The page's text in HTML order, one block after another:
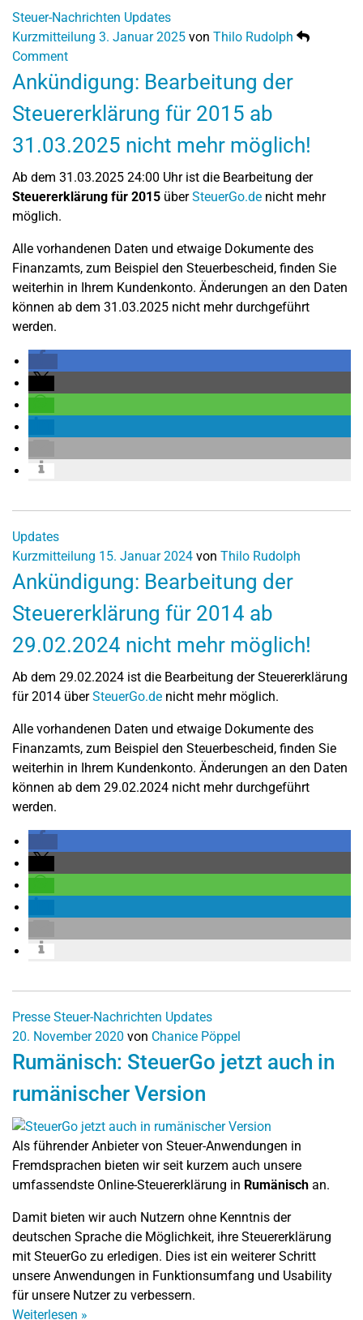
Steuer-Nachrichten Updates
Kurzmitteilung 3. Januar 2025 von Thilo Rudolph
Comment
Ankündigung: Bearbeitung der
Steuererklärung für 2015 ab
31.03.2025 nicht mehr möglich!
Ab dem 31.03.2025 24:00 Uhr ist die Bearbeitung der
Steuererklärung für 2015 überSteuerGo.de nicht mehr
möglich.
Alle vorhandenen Daten und etwaige Dokumente des
Finanzamts, zum Beispiel den Steuerbescheid, finden Sie
weiterhin in Ihrem Kundenkonto. Änderungen an den Daten
können ab dem 31.03.2025 nicht mehr durchgeführt
werden.
Updates
Kurzmitteilung 15. Januar 2024 von Thilo Rudolph
Ankündigung: Bearbeitung der
Steuererklärung für 2014 ab
29.02.2024 nicht mehr möglich!
Ab dem 29.02.2024 ist die Bearbeitung der Steuererklärung
für 2014 überSteuerGo.de nicht mehr möglich.
Alle vorhandenen Daten und etwaige Dokumente des
Finanzamts, zum Beispiel den Steuerbescheid, finden Sie
weiterhin in Ihrem Kundenkonto. Änderungen an den Daten
können ab dem 29.02.2024 nicht mehr durchgeführt
werden.
Presse Steuer-Nachrichten Updates
20. November 2020 von Chanice Pöppel
Rumänisch: SteuerGo jetzt auch in
rumänischer Version
Als führender Anbieter von Steuer-Anwendungen in
Fremdsprachen bieten wir seit kurzem auch unsere
umfassendste Online-Steuererklärung in Rumänisch an.
Damit bieten wir auch Nutzern ohne Kenntnis der
deutschen Sprache die Möglichkeit, ihre Steuererklärung
mit SteuerGo zu erledigen. Dies ist ein weiterer Schritt
unsere Anwendungen in Funktionsumfang und Usability
für unsere Nutzer zu verbessern.
Weiterlesen »